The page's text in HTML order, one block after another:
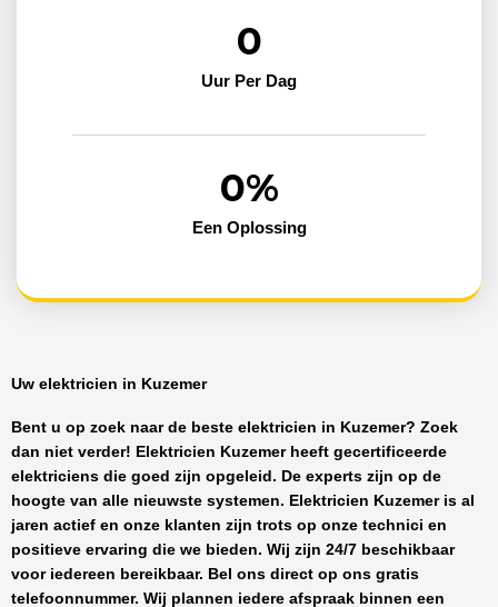
Uur Per Dag
0
Een Oplossing
0%
Uw elektricien in Kuzemer
Bent u op zoek naar de beste elektricien in Kuzemer? Zoek
dan niet verder! Elektricien Kuzemerheeft gecertificeerde
elektriciens die goed zijn opgeleid. De experts zijn op de
hoogte van alle nieuwste systemen. Elektricien Kuzemeris al
jaren actief en onze klanten zijn trots op onze technici en
positieve ervaring die we bieden. Wij zijn 24/7 beschikbaar
voor iedereen bereikbaar. Bel ons direct op ons gratis
telefoonnummer. Wij plannen iedere afspraak binnen een